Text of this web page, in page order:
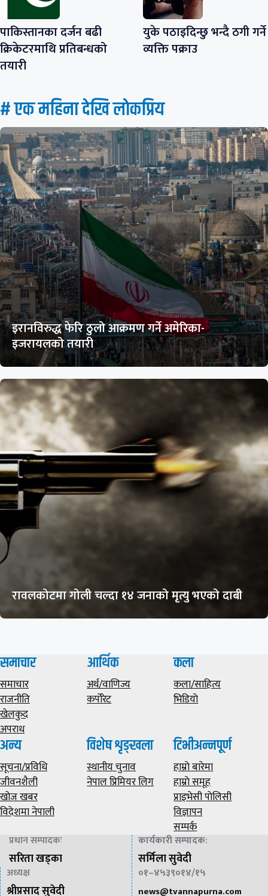
पाकिस्तानका दर्जन बढी
क्रिकेटरमाथि प्रतिबन्धको
तयारी
युके पठाइदिन्छु भन्दै ठगी गर्ने
व्यक्ति पक्राउ
# एक महिना देखि लाेकप्रिय
इरानविरुद्ध फेरि ठुलो आक्रमण गर्ने अमेरिका-
इजरायलको तयारी
रावलकोटमा गोली चल्दा १४ जनाको मृत्यु भएको दाबी
समाचार
समाचार
राजनीति
खेलकुद
अपराध
आर्थिक
अर्थ/वाणिज्य
कर्पोरेट
कला
कला/साहित्य
भिडियाे
अन्य
सूचना/प्रविधि
जीवनशैली
खोज खबर
विदेशमा नेपाली
विशेष शृङ्खला
स्थानीय चुनाव
नेपाल प्रिमियर लिग
टिभीअन्नपूर्ण
हाम्राे बारेमा
हाम्राे समूह
प्राइभेसी पाेलिसी
विज्ञापन
सम्पर्क
प्रधान सम्पादकः
सरिता खड्का
कार्यकारी सम्पादक:
सर्मिला सुवेदी
अध्यक्ष
श्रीप्रसाद सुवेदी
०१–४५३९०१४/१५
news@tvannapurna.com